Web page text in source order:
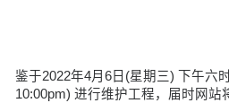
鉴于2022年4月6日(星期三) 下午六
10:00pm) 进行维护工程，届时网站